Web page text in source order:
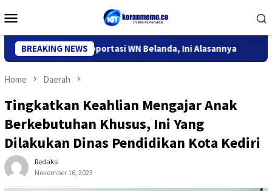
to
Menu
BREAKING NEWS
Kediri Deportasi WN Belanda, Ini Alasannya 9 Desa di
Home Daerah
Tingkatkan Keahlian Mengajar Anak
Berkebutuhan Khusus, Ini Yang
Dilakukan Dinas Pendidikan Kota Kediri
Redaksi
November 16, 2023